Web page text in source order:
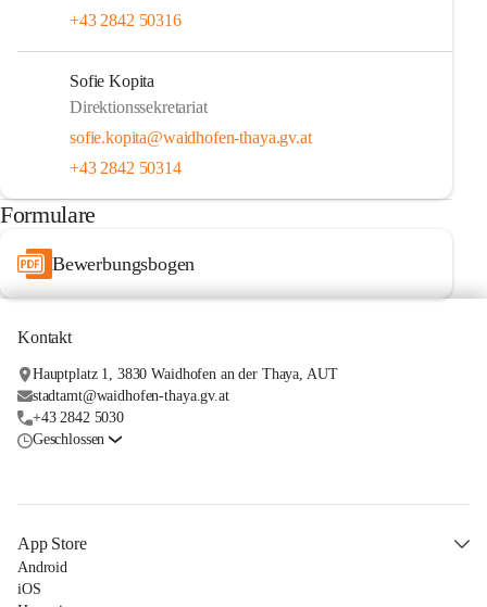
+43 2842 50316
Sofie Kopita
Direktionssekretariat
sofie.kopita@waidhofen-thaya.gv.at
+43 2842 50314
Formulare
Bewerbungsbogen
Kontakt
Hauptplatz 1, 3830 Waidhofen an der Thaya, AUT
stadtamt@waidhofen-thaya.gv.at
+43 2842 5030
Geschlossen
App Store
Android
iOS